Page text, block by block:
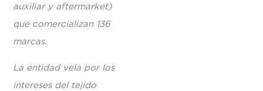
auxiliar y aftermarket)
que comercializan 136
marcas.
La entidad vela por los
intereses del tejido